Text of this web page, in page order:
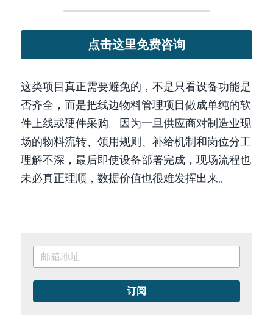
点击这里免费咨询
这类项目真正需要避免的，不是只看设备功能是
否齐全，而是把线边物料管理项目做成单纯的软
件上线或硬件采购。因为一旦供应商对制造业现
场的物料流转、领用规则、补给机制和岗位分工
理解不深，最后即使设备部署完成，现场流程也
未必真正理顺，数据价值也很难发挥出来。
订阅